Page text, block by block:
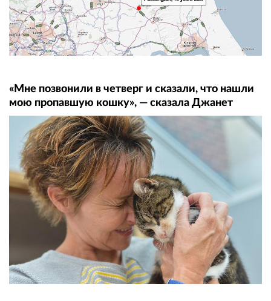
«Мне позвонили в четверг и сказали, что нашли
мою пропавшую кошку», — сказала Джанет